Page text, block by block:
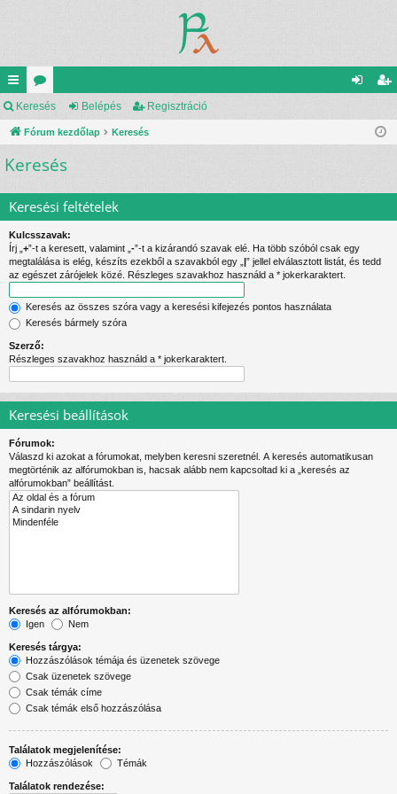
yo
rs
lin
k
ór
u
m
is
Keresés Belépés Regisztráció
Fórum kezdőlap Keresés
Keresés
Keresési feltételek
Kulcsszavak:
Írj „ +”-t a keresett, valamint „ -”-t a kizárandó szavak elé. Ha több szóból csak egy
megtalálása is elég, készíts ezekből a szavakból egy „ |” jellel elválasztott listát, és tedd
az egészet zárójelek közé. Részleges szavakhoz használd a * jokerkaraktert.
Keresés az összes szóra vagy a keresési kifejezés pontos használata
Keresés bármely szóra
Szerző:
Részleges szavakhoz használd a * jokerkaraktert.
Keresési beállítások
Fórumok:
Válaszd ki azokat a fórumokat, melyben keresni szeretnél. A keresés automatikusan
megtörténik az alfórumokban is, hacsak alább nem kapcsoltad ki a „keresés az
alfórumokban” beállítást.
Keresés az alfórumokban:
Igen
Nem
Keresés tárgya:
Hozzászólások témája és üzenetek szövege
Csak üzenetek szövege
Csak témák címe
Csak témák első hozzászólása
Találatok megjelenítése:
Hozzászólások
Témák
Találatok rendezése: